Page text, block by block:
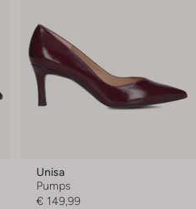
Unisa
Pumps
€ 149,99